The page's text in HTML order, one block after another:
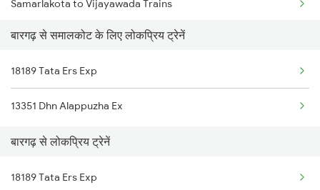
Bargarh to Sainagar Shirdi Trains
Bargarh to Tadepalligudem Trains
Samarlakota to Vijayawada Trains
Samarlakota to Coimbatore Trains
Samarlakota to Kakinada Trains
Samarlakota to Changanassery Trains
Samarlakota to Srikakulam Trains
Samarlakota to Chirala Trains
बारगढ़ से समालकोट के लिए लोकप्रिय ट्रेनें
18189 Tata Ers Exp
13351 Dhn Alappuzha Ex
बारगढ़ से लोकप्रिय ट्रेनें
18189 Tata Ers Exp